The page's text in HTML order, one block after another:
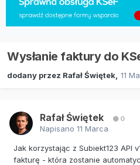
Wysłanie faktury do
dodany przez Rafał Świętek 11
Rafał Świętek 0
Napisano 11 Marca
Jak korzystając z Subiekt123 API
fakturę - która zostanie